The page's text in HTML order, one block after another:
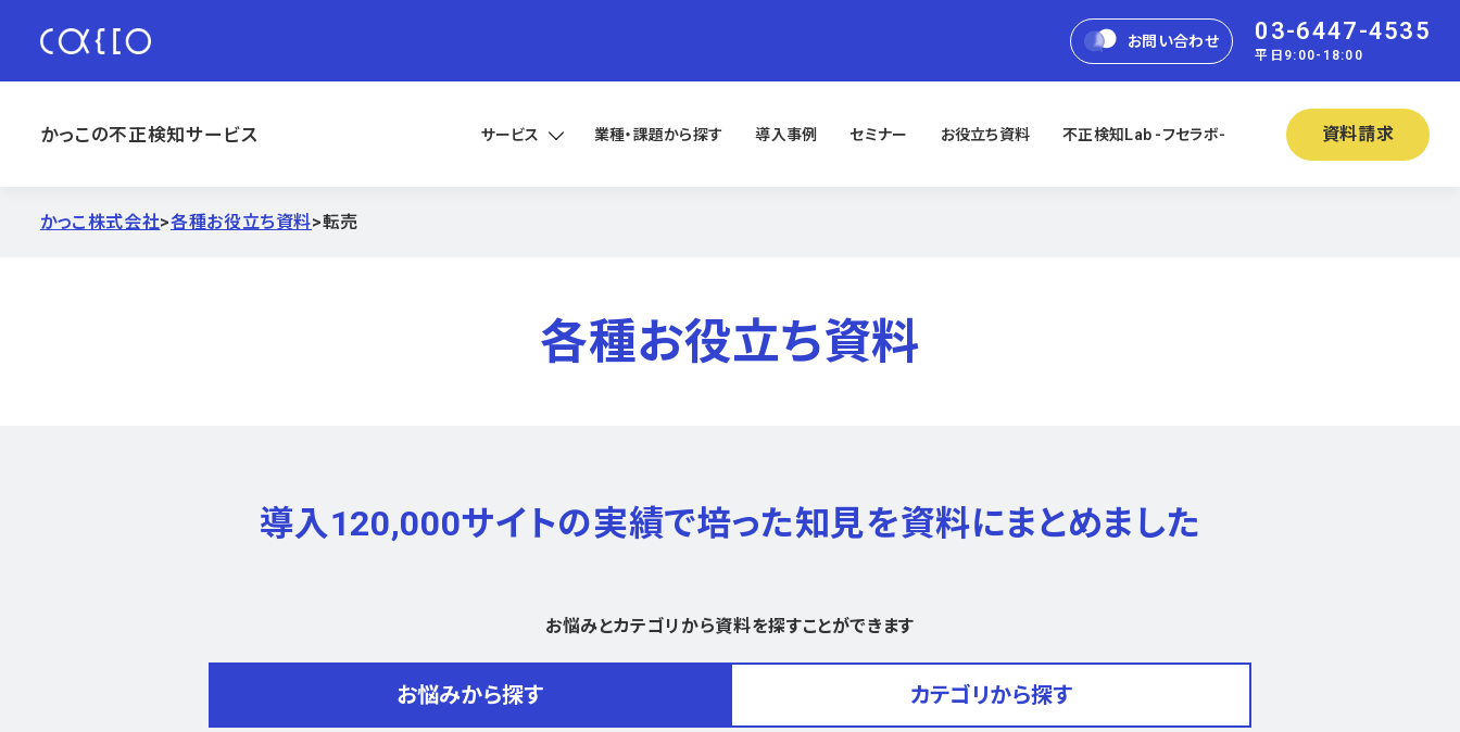
お問い合わせ 03-6447-4535
平日9:00-18:00
かっこの不正検知サービス サービス 業種・課題から探す 導入事例 セミナー お役立ち資料 不正検知Lab -フセラボ- 資料請求
かっこ株式会社>各種お役立ち資料>転売
各種お役立ち資料
導入120,000サイトの実績で培った知見を資料にまとめました
お悩みとカテゴリから資料を探すことができます
お悩みから探す カテゴリから探す